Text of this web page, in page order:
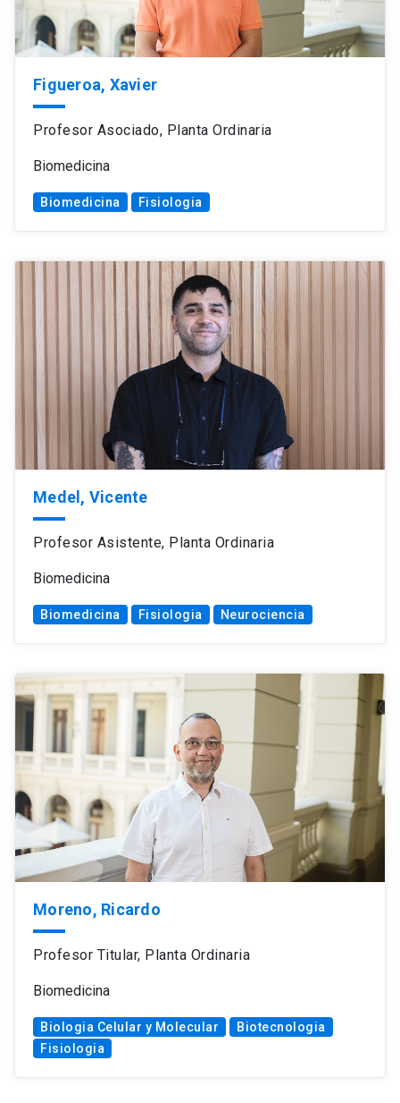
Figueroa, Xavier
Profesor Asociado, Planta Ordinaria
Biomedicina
Biomedicina Fisiologia
Medel, Vicente
Profesor Asistente, Planta Ordinaria
Biomedicina
Biomedicina Fisiologia Neurociencia
Moreno, Ricardo
Profesor Titular, Planta Ordinaria
Biomedicina
Biologia Celular y Molecular
Biotecnologia
Fisiologia